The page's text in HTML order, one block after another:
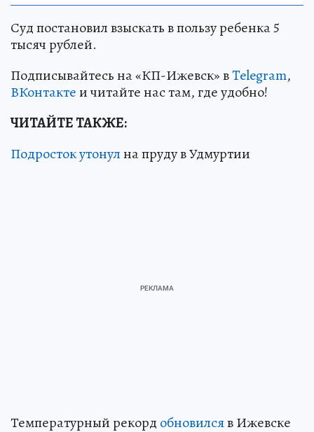
Суд постановил взыскать в пользу ребенка 5
тысяч рублей.
Подписывайтесь на «КП-Ижевск» вTelegram,
ВКонтактеи читайте нас там, где удобно!
ЧИТАЙТЕ ТАКЖЕ:
Подросток утонулна пруду в Удмуртии
Температурный рекорд обновилсяв Ижевске